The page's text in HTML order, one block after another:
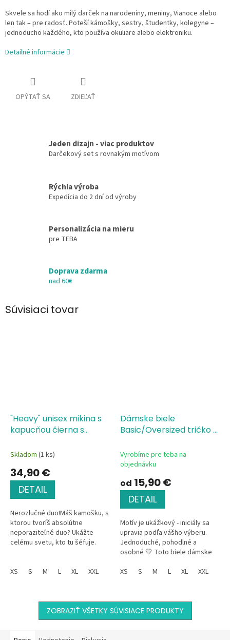
Skvele sa hodí ako milý darček na narodeniny, meniny, Vianoce alebo
len tak – pre radosť. Poteší kámošky, sestry, študentky, kolegyne –
jednoducho každého, kto používa okuliare alebo elektroniku.
Detailné informácie
OPÝTAŤ SA ZDIEĽAŤ
Jeden dizajn - viac produktov
Darčekový set s rovnakým motívom
Rýchla výroba
Expedícia do 2 dní od výroby
Personalizácia na mieru
pre TEBA
Doprava zdarma
nad 60€
Súvisiaci tovar
"Heavy" unisex mikina s
kapucňou čierna s
Skladom (1 ks)
34,90 €
DETAIL
Nerozlučné duo!Máš kamošku, s
ktorou tvoríš absolútne
neporaziteľné duo? Ukážte
celému svetu, kto tu šéfuje.
kamošiek a nápisom...
XS S M L XL XXL
Dámske biele
Basic/Oversized tričko s
Vyrobíme pre teba na
objednávku
od 15,90 €
DETAIL
Motív je ukážkový - iniciály sa
upravia podľa vášho výberu.
Jednoduché, pohodlné a
osobné 💛 Toto biele dámske
výrazným "Girl power"
XS S M L XL XXL
ZOBRAZIŤ VŠETKY SÚVISIACE PRODUKTY